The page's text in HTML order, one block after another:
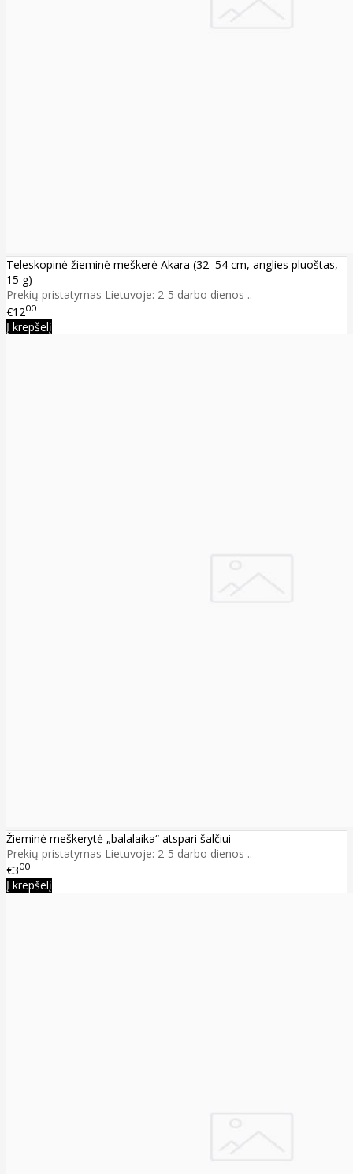
Teleskopinė žieminė meškerė Akara (32–54 cm, anglies pluoštas,
15 g)
Prekių pristatymas Lietuvoje: 2-5 darbo dienos ..
€1200
Į krepšelį
Žieminė meškerytė „balalaika“ atspari šalčiui
Prekių pristatymas Lietuvoje: 2-5 darbo dienos ..
€300
Į krepšelį